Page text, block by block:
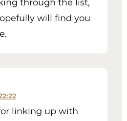
through the list,
will find you
linking up with